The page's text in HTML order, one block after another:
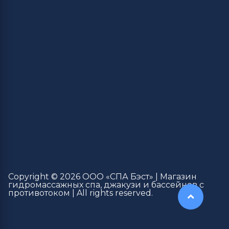
Copyright © 2026 ООО «СПА Бэст» | Магазин
гидромассажных спа, джакузи и бассейнов с
противотоком | All rights reserved.